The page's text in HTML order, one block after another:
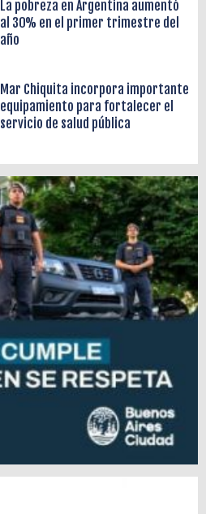
La pobreza en Argentina aumentó
al 30% en el primer trimestre del
año
Mar Chiquita incorpora importante
equipamiento para fortalecer el
servicio de salud pública